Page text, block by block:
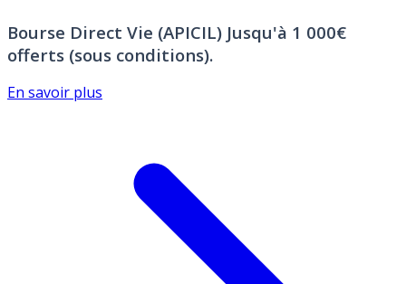
Bourse Direct Vie (APICIL) Jusqu'à 1 000€
offerts (sous conditions).
En savoir plus